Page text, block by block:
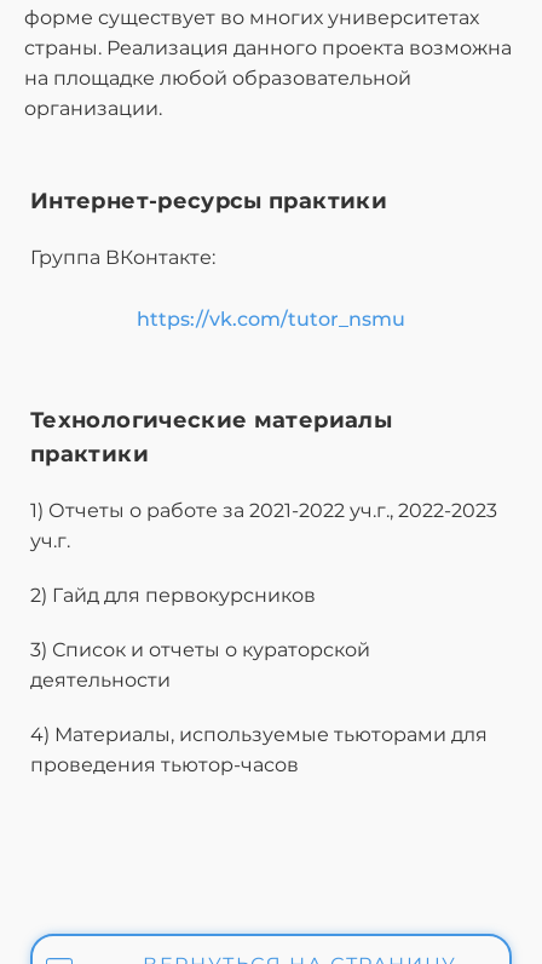
форме существует во многих университетах
страны. Реализация данного проекта возможна
на площадке любой образовательной
организации.
Интернет-ресурсы практики
Группа ВКонтакте:
https://vk.com/tutor_nsmu
Технологические материалы
практики
1) Отчеты о работе за 2021-2022 уч.г., 2022-2023
уч.г.
2) Гайд для первокурсников
3) Список и отчеты о кураторской
деятельности
4) Материалы, используемые тьюторами для
проведения тьютор-часов